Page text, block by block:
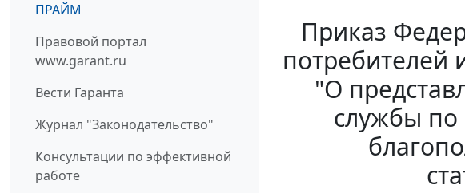
ПРАЙМ
Правовой портал
www.garant.ru
Вести Гаранта
Журнал "Законодательство"
Консультации по эффективной
работе
Приказ
потребителей
"О
службы по